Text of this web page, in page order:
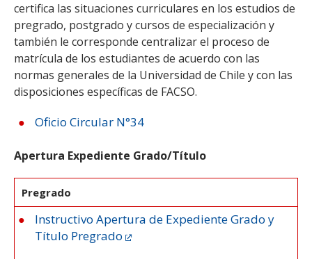
ESTUDIANTES
ACADÉMICOS
FUNCIONARIOS
EGRESADOS
certifica las situaciones curriculares en los estudios de
pregrado, postgrado y cursos de especialización y
también le corresponde centralizar el proceso de
matrícula de los estudiantes de acuerdo con las
normas generales de la Universidad de Chile y con las
disposiciones específicas de FACSO.
Oficio Circular N°34
Apertura Expediente Grado/Título
Pregrado
Instructivo Apertura de Expediente Grado y
Título Pregrado